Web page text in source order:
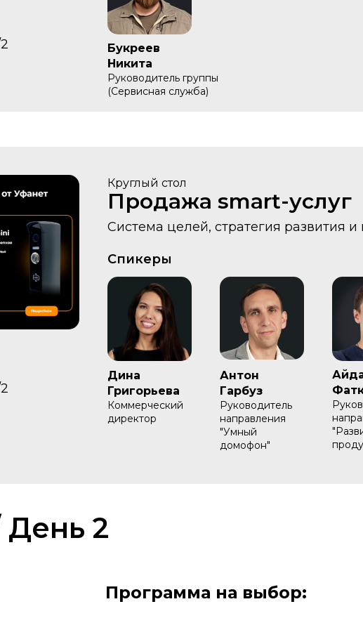
Букреев
Никита
Руководитель группы
(Сервисная служба)
Спикеры
Система целей, стратегия развития
Продажа smart-услуг
Круглый стол
Дина
Григорьева
Коммерческий
директор
Руководитель
направления
"Умный
домофон"
Антон
Гарбуз
День 2
Программа на выбор: